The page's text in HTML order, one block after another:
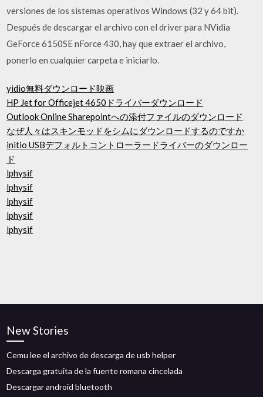
versiones de los sistemas operativos Windows (32 y 64 bit).
Después de descargar el archivo con el driver para NVidia
GeForce 6150SE nForce 430, hay que extraer el archivo,
ponerlo en cualquier carpeta e iniciarlo.
yidio無料ダウンロード映画
HP Jet for Officejet 4650ドライバーダウンロード
Outlook Online Sharepointへの添付ファイルのダウンロード
なぜ人々はスキンモッドをシムにダウンロードするのですか
initio USBデフォルトコントローラードライバーのダウンロー
ド
lphysif
lphysif
lphysif
lphysif
lphysif
New Stories
Cemu lee el archivo de descarga de usb helper
Descarga gratuita de la fuente romana cincelada
Descargar android bluetooth